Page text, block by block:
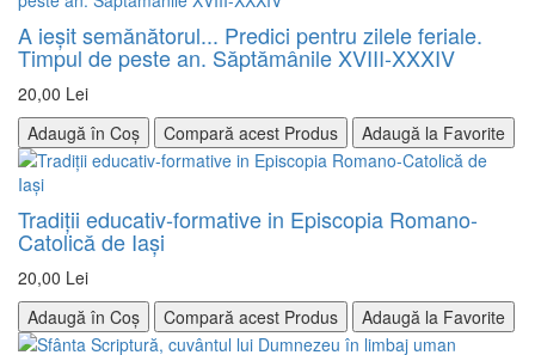
A ieșit semănătorul... Predici pentru zilele feriale.
Timpul de peste an. Săptămânile XVIII-XXXIV
20,00 Lei
Adaugă în Coș
Compară acest Produs Adaugă la Favorite
Tradiţii educativ-formative in Episcopia Romano-
Catolică de Iaşi
20,00 Lei
Adaugă în Coș
Compară acest Produs Adaugă la Favorite